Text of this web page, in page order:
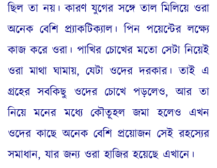
ছিল তা নয়।কারণ যুগের সঙ্গে তাল মিলিয়ে ওরা
অনেক বেশি প্র্যাকটিক্যাল। পিন পয়েন্টের লক্ষ্যে
কাজ করে ওরা । পাখির চোখের মতো সেটা নিয়েই
ওরা মাথা ঘামায়, যেটা ওদের দরকার। তাই এ
গ্রহের সবকিছু ওদের চোখে পড়লেও,আর তা
নিয়ে মনের মধ্যে কৌতূহল জমা হলেও এখন
ওদের কাছে অনেক বেশি প্রয়োজন সেই রহস্যের
সমাধান,যার জন্য ওরা হাজির হয়েছে এখানে ।